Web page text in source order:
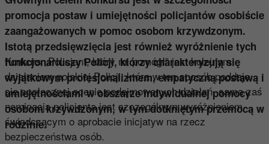
promocja postaw i umiejętności policjantów osobiście
zaangażowanych w pomoc osobom krzywdzonym.
Istotą przedsięwzięcia jest również wyróżnienie tych
funkcjonariuszy Policji, którzy charakteryzują się
wyjątkowym profesjonalizmem, empatyczną postawą i
umiejętnościami w obszarze indywidualnej pomocy
osobom krzywdzonym, w tym dotkniętym przemocą w
rodzinie.
Konkurs „Policjant, który mi pomógł” jest kolejnym
działaniem polskiej Policji, która w ten sposób poddaje
się społecznej ocenie podejmowanych działań, sama zaś
nominacja policjanta jest szczególnym wyróżnieniem
świadczącym o aprobacie inicjatyw na rzecz
bezpieczeństwa osób.